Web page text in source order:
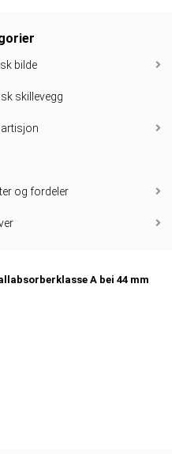
bilde
skillevegg
og fordeler
A bei 44 mm